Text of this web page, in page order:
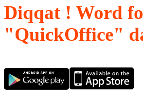
Diqqat ! Word
"QuickOffice"